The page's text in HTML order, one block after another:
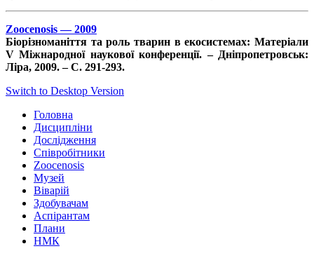
Zoocenosis — 2009
Біорізноманіття та роль тварин в екосистемах: Матеріали
V Міжнародної наукової конференції. – Дніпропетровськ:
Ліра, 2009. – С. 291-293.
Switch to Desktop Version
Головна
Дисципліни
Дослідження
Співробітники
Zoocenosis
Музей
Віварій
Здобувачам
Аспірантам
Плани
НМК